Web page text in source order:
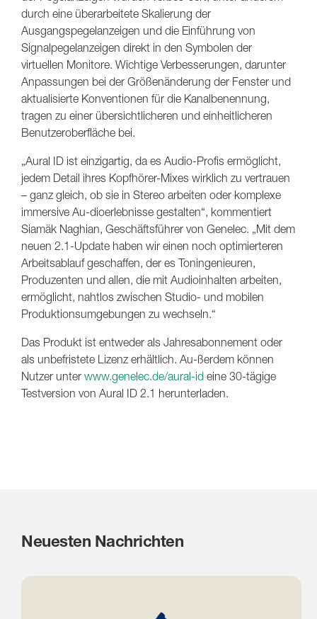
durch eine überarbeitete Skalierung der
Ausgangspegelanzeigen und die Einführung von
Signalpegelanzeigen direkt in den Symbolen der
virtuellen Monitore. Wichtige Verbesserungen, darunter
Anpassungen bei der Größenänderung der Fenster und
aktualisierte Konventionen für die Kanalbenennung,
tragen zu einer übersichtlicheren und einheitlicheren
Benutzeroberfläche bei.
„Aural ID ist einzigartig, da es Audio-Profis ermöglicht,
jedem Detail ihres Kopfhörer-Mixes wirklich zu vertrauen
– ganz gleich, ob sie in Stereo arbeiten oder komplexe
immersive Au-dioerlebnisse gestalten“, kommentiert
Siamäk Naghian, Geschäftsführer von Genelec. „Mit dem
neuen 2.1-Update haben wir einen noch optimierteren
Arbeitsablauf geschaffen, der es Toningenieuren,
Produzenten und allen, die mit Audioinhalten arbeiten,
ermöglicht, nahtlos zwischen Studio- und mobilen
Produktionsumgebungen zu wechseln.“
Das Produkt ist entweder als Jahresabonnement oder
als unbefristete Lizenz erhältlich. Au-ßerdem können
Nutzer unter www.genelec.de/aural-id eine 30-tägige
Testversion von Aural ID 2.1 herunterladen.
Neuesten Nachrichten